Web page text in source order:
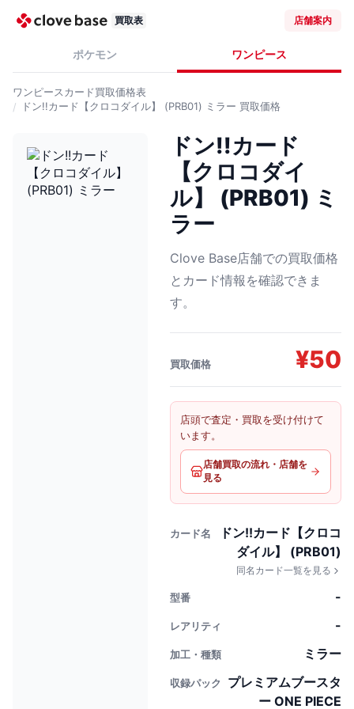
買取表 店舗案内
ポケモン ワンピース
ワンピースカード買取価格表
ドン!!カード【クロコダイル】 (PRB01) ミラー 買取価格
ドン!!カード
【クロコダイ
ル】 (PRB01) ミ
ラー
Clove Base店舗での買取価格
とカード情報を確認できま
す。
買取価格 ¥50
店頭で査定・買取を受け付けて
います。
店舗買取の流れ・店舗を
見る
カード名
ドン!!カード【クロコ
ダイル】 (PRB01)
同名カード一覧を見る
型番 -
レアリティ -
加工・種類 ミラー
収録パック
プレミアムブースタ
ー ONE PIECE